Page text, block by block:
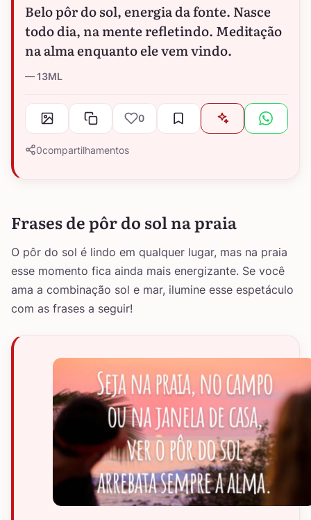
Belo pôr do sol, energia da fonte. Nasce
todo dia, na mente refletindo. Meditação
na alma enquanto ele vem vindo.
13ML
0
0compartilhamentos
Frases de pôr do sol na praia
O pôr do sol é lindo em qualquer lugar, mas na praia
esse momento fica ainda mais energizante. Se você
ama a combinação sol e mar, ilumine esse espetáculo
com as frases a seguir!